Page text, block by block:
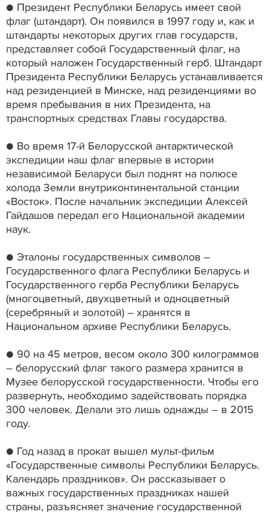
● Президент Республики Беларусь имеет свой
флаг (штандарт). Он появился в 1997 году и, как и
штандарты некоторых других глав государств,
представляет собой Государственный флаг, на
который наложен Государственный герб. Штандарт
Президента Республики Беларусь устанавливается
над резиденцией в Минске, над резиденциями во
время пребывания в них Президента, на
транспортных средствах Главы государства.
● Во время 17-й Белорусской антарктической
экспедиции наш флаг впервые в истории
независимой Беларуси был поднят на полюсе
холода Земли внутриконтинентальной станции
«Восток». После начальник экспедиции Алексей
Гайдашов передал его Национальной академии
наук.
● Эталоны государственных символов –
Государственного флага Республики Беларусь и
Государственного герба Республики Беларусь
(многоцветный, двухцветный и одноцветный
(серебряный и золотой) – хранятся в
Национальном архиве Республики Беларусь.
● 90 на 45 метров, весом около 300 килограммов
– белорусский флаг такого размера хранится в
Музее белорусской государственности. Чтобы его
развернуть, необходимо задействовать порядка
300 человек. Делали это лишь однажды – в 2015
году.
● Год назад в прокат вышел мульт-фильм
«Государственные символы Республики Беларусь.
Календарь праздников». Он рассказывает о
важных государственных праздниках нашей
страны, разъясняет значение государственной